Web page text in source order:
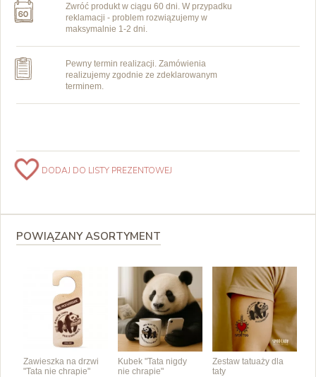
Zwróć produkt w ciągu 60 dni. W przypadku
reklamacji - problem rozwiązujemy w
maksymalnie 1-2 dni.
Pewny termin realizacji. Zamówienia
realizujemy zgodnie ze zdeklarowanym
terminem.
DODAJ DO LISTY PREZENTOWEJ
POWIĄZANY ASORTYMENT
Zawieszka na drzwi
"Tata nie chrapie"
Kubek "Tata nigdy
nie chrapie"
Zestaw tatuaży dla
taty